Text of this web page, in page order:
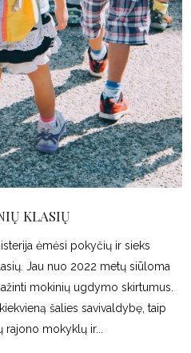
KLASIŲ
ėmėsi pokyčių ir sieks
Jau nuo 2022 metų siūloma
mokinių ugdymo skirtumus.
šalies savivaldybę, taip
rajono mokyklų ir